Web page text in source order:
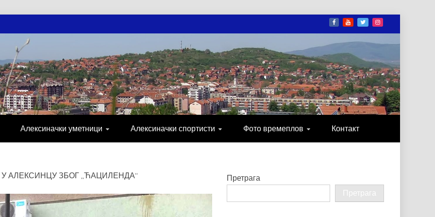
НОВОСТИ
СПОРТ, ПОСЛОВНИ ИМЕНИК, ХРОНИКА, ЗАБАВА…
Алексиначки уметници Алексиначки спортисти Фото времеплов Контакт
АЛЕКСИНЦУ ЗБОГ „ЋАЦИЛЕНДА“
Претрага
Претрага